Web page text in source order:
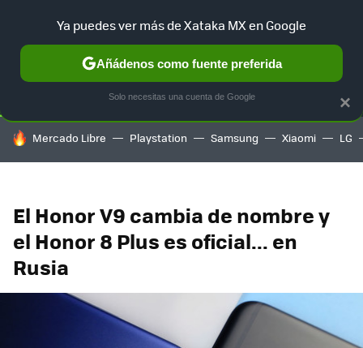
SELECCIÓN GAMING HOME AUTO TERRITORIO
HOY SE HABLA DE
Mercado Libre Playstation Samsung Xiaomi LG
El Honor V9 cambia de nombre y
el Honor 8 Plus es oficial... en
Rusia
×
Ya puedes ver más de Xataka MX en Google
Añádenos como fuente preferida
Solo necesitas una cuenta de Google